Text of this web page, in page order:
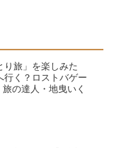
り旅」を楽しみた
行く？ロストバゲー
の達人・地曳いく